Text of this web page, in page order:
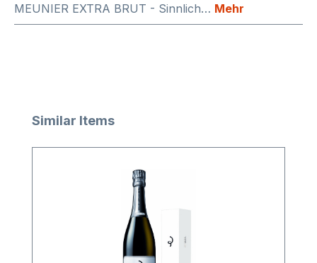
MEUNIER EXTRA BRUT - Sinnlich… Mehr
Produktgalerie überspringen
Similar Items